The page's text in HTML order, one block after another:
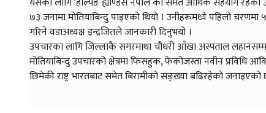
७३ जनामा मोतियाबिन्दु पाइएको थियो । उनीहरूमध्ये पहिलो
गरिने वडाअध्यक्ष इन्द्रजितले जानकारी दिनुभयो ।
उपचारका लागि जिल्लाकै सगरमाथा चौधरी आँखा अस्पताल
मोतियाबिन्दु उपचारको क्षेत्रमा फिसहुक, फेकोजस्ता नवीन
छिमेकी राष्ट्र भारतबाट समेत बिरामीको सङ्ख्या बढिरहेको जनाइएको